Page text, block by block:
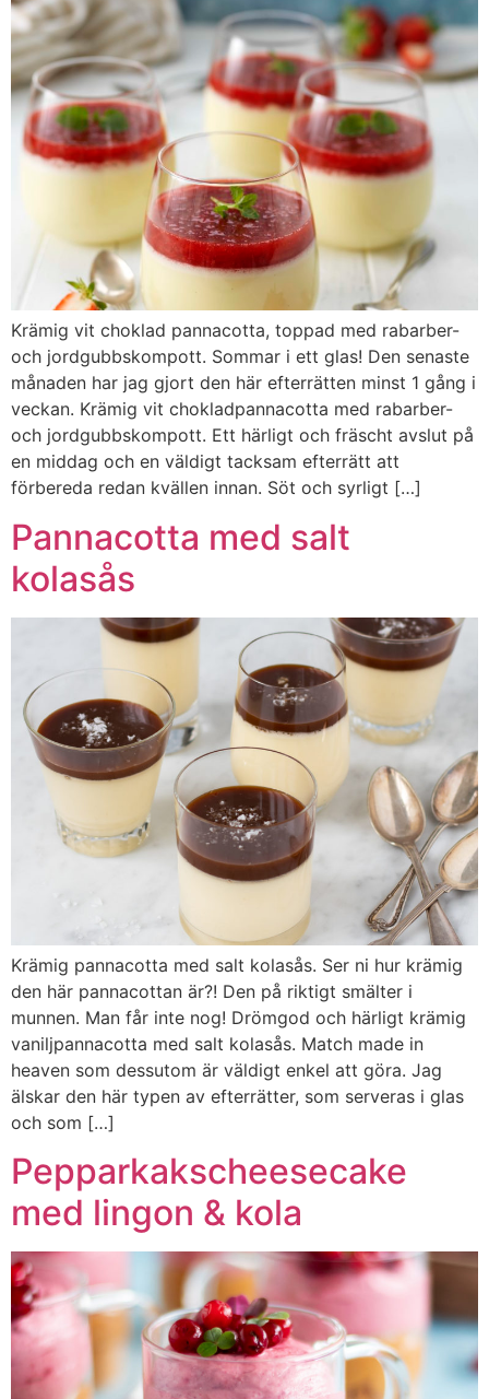
Krämig vit choklad pannacotta, toppad med rabarber-
och jordgubbskompott. Sommar i ett glas! Den senaste
månaden har jag gjort den här efterrätten minst 1 gång i
veckan. Krämig vit chokladpannacotta med rabarber-
och jordgubbskompott. Ett härligt och fräscht avslut på
en middag och en väldigt tacksam efterrätt att
förbereda redan kvällen innan. Söt och syrligt […]
Pannacotta med salt
kolasås
Krämig pannacotta med salt kolasås. Ser ni hur krämig
den här pannacottan är?! Den på riktigt smälter i
munnen. Man får inte nog! Drömgod och härligt krämig
vaniljpannacotta med salt kolasås. Match made in
heaven som dessutom är väldigt enkel att göra. Jag
älskar den här typen av efterrätter, som serveras i glas
och som […]
Pepparkakscheesecake
med lingon & kola